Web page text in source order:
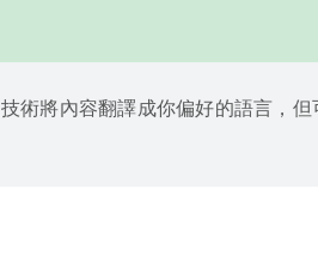
術將內容翻譯成你偏好的語言，但